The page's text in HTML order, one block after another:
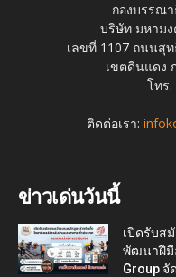
กองบรรณ
บริษัท มหามง
เลขที่ 1107 ถนนสุ
เขตดินแดง
โทร.
ติดต่อเรา:
ข่าวเด่นวันนี้
เปิดรับส
พัฒนาฝีมื
Group